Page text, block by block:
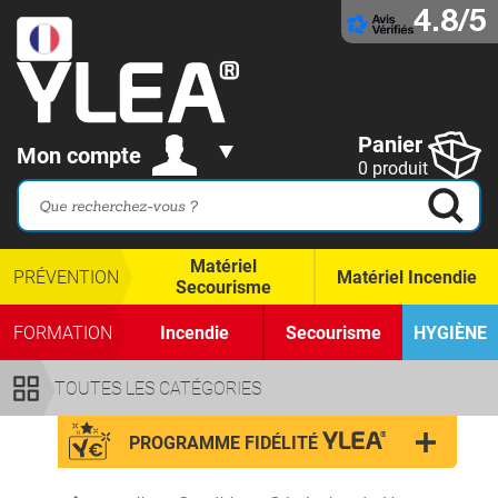
4.8/5
Mon compte Panier
0 produit
TOUTES LES CATÉGORIES
PRÉVENTION
Matériel
Secourisme
Matériel Incendie
FORMATION Incendie Secourisme HYGIÈNE
PROGRAMME FIDÉLITÉ